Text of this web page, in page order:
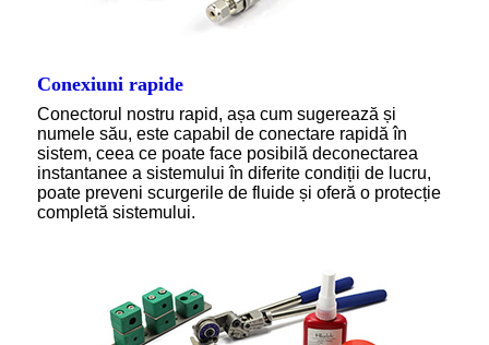
Conexiuni rapide
Conectorul nostru rapid, așa cum sugerează și
numele său, este capabil de conectare rapidă în
sistem, ceea ce poate face posibilă deconectarea
instantanee a sistemului în diferite condiții de lucru,
poate preveni scurgerile de fluide și oferă o protecție
completă sistemului.